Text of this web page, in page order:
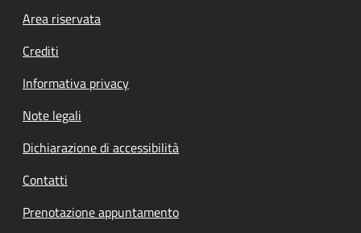
Footer menu
Area riservata
Crediti
Informativa privacy
Note legali
Dichiarazione di accessibilità
Contatti
Prenotazione appuntamento